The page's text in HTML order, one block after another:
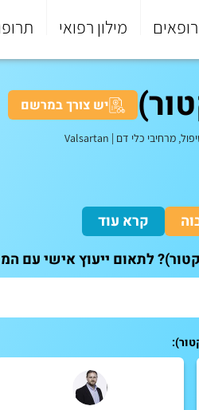
מילון רפואי
יש צורך במרשם
|
Valsartan
קרא עוד
לתאום ייעוץ אישי עם